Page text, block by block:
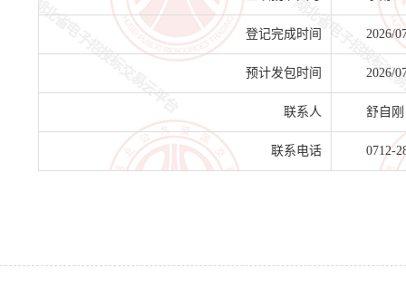
登记完成时间 2026/
预计发包时间 2026/
联系人 舒自刚
联系电话 0712-